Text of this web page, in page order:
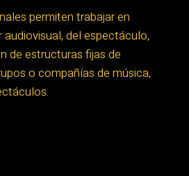
permiten trabajar en
del espectáculo,
de estructuras fijas de
o compañías de música,